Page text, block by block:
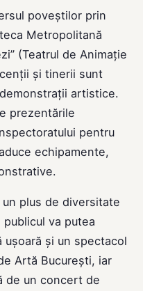
poveștilor prin
Metropolitană
(Teatrul de Animaţie
și tinerii sunt
artistice.
prezentările
pentru
echipamente,
un plus de diversitate
va putea
și un spectacol
Artă Bucureşti, iar
de un concert de